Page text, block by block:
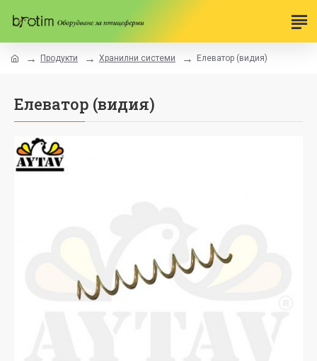
Продукти Хранилни системи Елеватор (видия)
Елеватор (видия)